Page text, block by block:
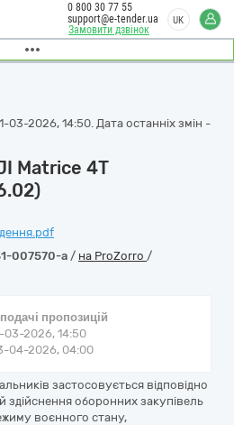
Замовити дзвінок
0 800 30 77 55
support@e-tender.ua
UK
2026, 14:50. Дата останніх змін -
Matrice 4T
007570-a/ на ProZorro /
пропозицій
03-2026, 14:50
04-2026, 04:00
застосовується відповідно
оборонних закупівель
воєнного стану,